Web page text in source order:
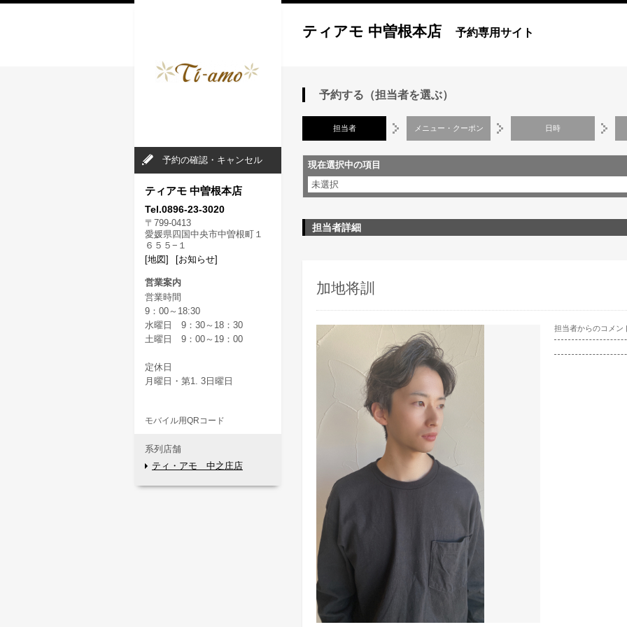
ティアモ 中曽根本店 予約専用サイト
予約する（担当者を選ぶ）
担当者 メニュー・クーポン 日時
現在選択中の項目
未選択
担当者詳細
加地将訓
担当者からのコメン
予約の確認・キャンセル
ティアモ 中曽根本店
Tel.0896-23-3020
〒799-0413
愛媛県四国中央市中曽根町１
６５５−１
[地図]
[お知らせ]
営業案内
営業時間
9：00～18:30
水曜日 9：30～18：30
土曜日 9：00～19：00
定休日
月曜日・第1. 3日曜日
モバイル用QRコード
系列店舗
ティ・アモ 中之庄店